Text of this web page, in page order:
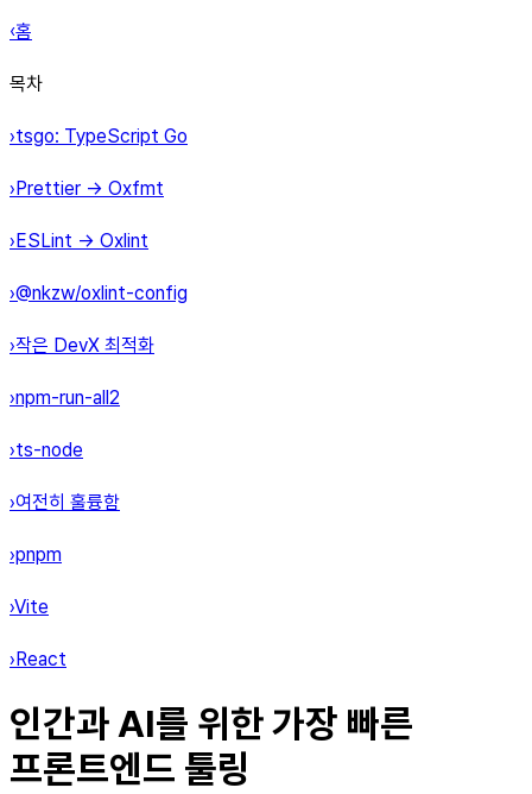
‹홈
목차
›tsgo: TypeScript Go
›Prettier → Oxfmt
›ESLint → Oxlint
›@nkzw/oxlint-config
›작은 DevX 최적화
›npm-run-all2
›ts-node
›여전히 훌륭함
›pnpm
›Vite
›React
인간과 AI를 위한 가장 빠른
프론트엔드 툴링